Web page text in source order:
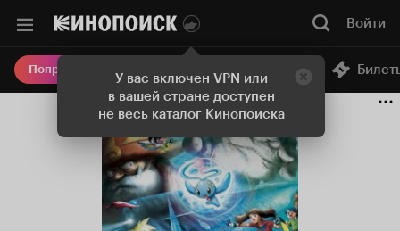
У вас включен VPN или
в вашей стране доступен
не весь каталог Кинопоиска
Войти
Попробовать Плюс Онлайн-кинотеатр